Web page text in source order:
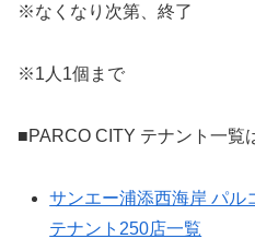
※なくなり次第、終了
※1人1個まで
■PARCO CITY テナント一覧
サンエー浦添西海岸 パル
テナント250店一覧